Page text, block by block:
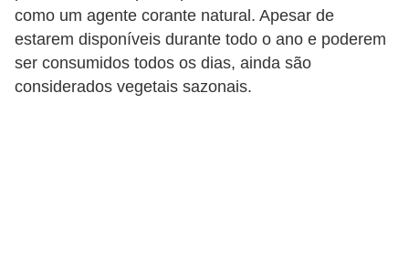
como um agente corante natural. Apesar de
estarem disponíveis durante todo o ano e poderem
ser consumidos todos os dias, ainda são
considerados vegetais sazonais.
i
l
o
d